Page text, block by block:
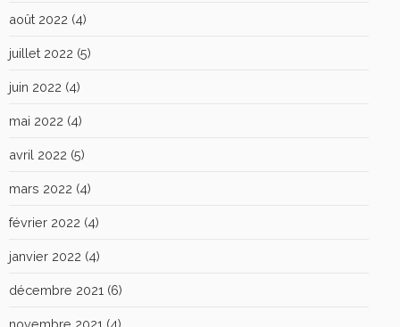
août 2022 (4)
juillet 2022 (5)
juin 2022 (4)
mai 2022 (4)
avril 2022 (5)
mars 2022 (4)
février 2022 (4)
janvier 2022 (4)
décembre 2021 (6)
novembre 2021 (4)